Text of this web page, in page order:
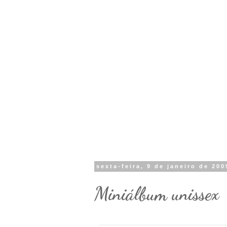
sexta-feira, 9 de janeiro de
Miniálbum unissex